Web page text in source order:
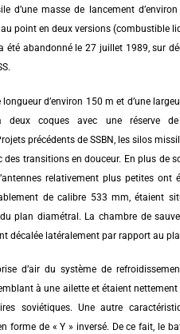
d’une masse de lancement
point en deux versions (combustible
été abandonné le 27 juillet 1989, sur
longueur d’environ 150 m et d’une
deux coques avec une réserve
précédents de SSBN, les silos
des transitions en douceur. En plus de
relativement plus petites
de calibre 533 mm, étaient
plan diamétral. La chambre de
décalée latéralement par rapport au
d’air du système de
à une ailette et étaient
soviétiques. Une autre
forme de « Y » inversé. De ce fait, le